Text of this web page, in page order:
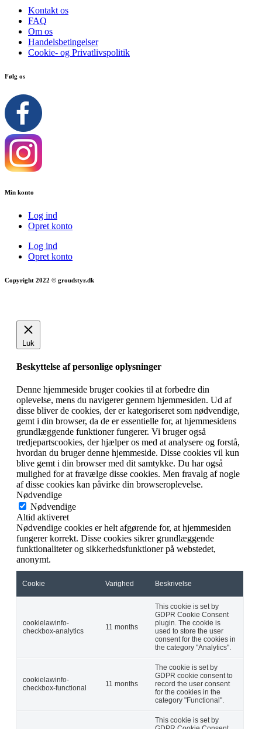
Kontakt os
FAQ
Om os
Handelsbetingelser
Cookie- og Privatlivspolitik
Følg os
Min konto
Log ind
Opret konto
Log ind
Opret konto
Copyright 2022 © groudstyr.dk
Luk
Beskyttelse af personlige oplysninger
Denne hjemmeside bruger cookies til at forbedre din
oplevelse, mens du navigerer gennem hjemmesiden. Ud af
disse bliver de cookies, der er kategoriseret som nødvendige,
gemt i din browser, da de er essentielle for, at hjemmesidens
grundlæggende funktioner fungerer. Vi bruger også
tredjepartscookies, der hjælper os med at analysere og forstå,
hvordan du bruger denne hjemmeside. Disse cookies vil kun
blive gemt i din browser med dit samtykke. Du har også
mulighed for at fravælge disse cookies. Men fravalg af nogle
af disse cookies kan påvirke din browseroplevelse.
Nødvendige
Nødvendige
Altid aktiveret
Nødvendige cookies er helt afgørende for, at hjemmesiden
fungerer korrekt. Disse cookies sikrer grundlæggende
funktionaliteter og sikkerhedsfunktioner på webstedet,
anonymt.
Cookie Varighed Beskrivelse
cookielawinfo-
checkbox-analytics
11 months
This cookie is set by
GDPR Cookie Consent
plugin. The cookie is
used to store the user
consent for the cookies in
the category "Analytics".
cookielawinfo-
checkbox-functional
11 months
The cookie is set by
GDPR cookie consent to
record the user consent
for the cookies in the
category "Functional".
This cookie is set by